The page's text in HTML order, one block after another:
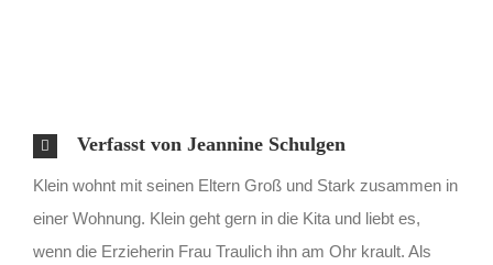
Verfasst von Jeannine Schulgen
Klein wohnt mit seinen Eltern Groß und Stark zusammen in
einer Wohnung. Klein geht gern in die Kita und liebt es,
wenn die Erzieherin Frau Traulich ihn am Ohr krault. Als